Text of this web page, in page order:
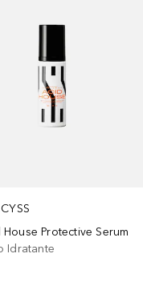
Protective Serum
Idratante